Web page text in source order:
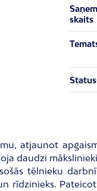
skaits
atjaunot
daudzi
tēlnieku
rīdzinieks.